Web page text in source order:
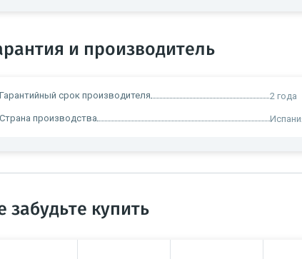
и производитель
Гарантийный срок производителя 2 года
Страна производства
забудьте купить